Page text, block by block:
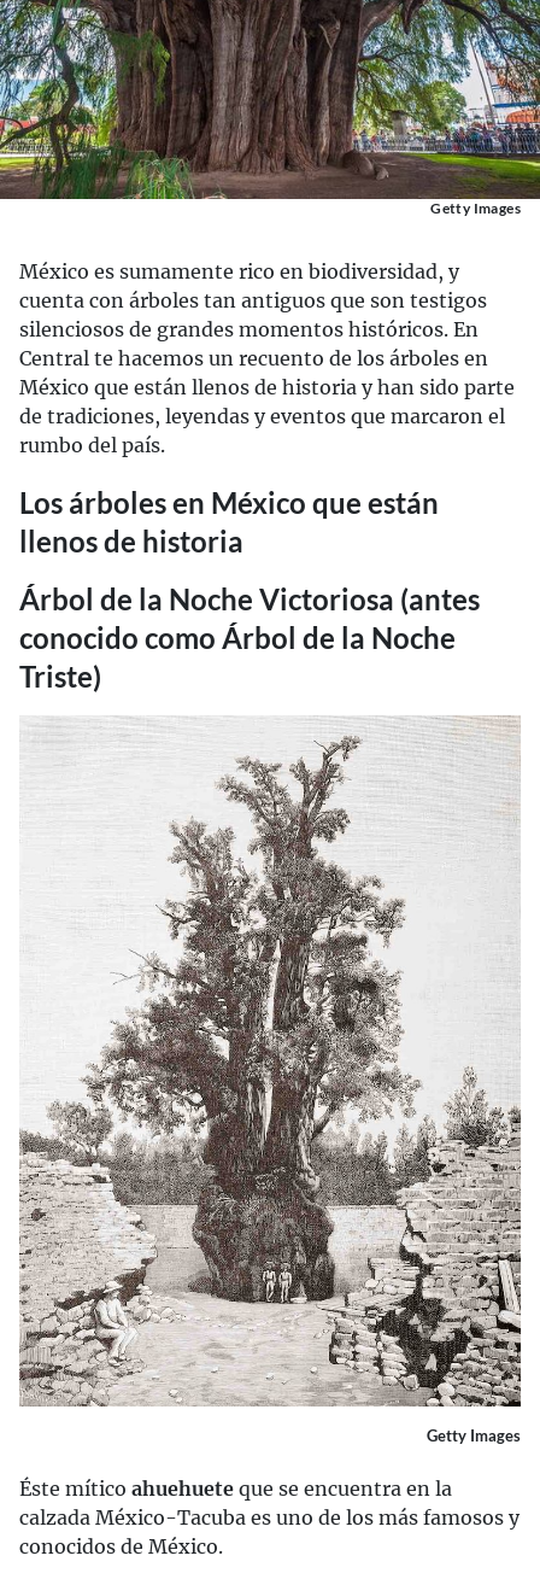
Getty Images
México es sumamente rico en biodiversidad, y
cuenta con árboles tan antiguos que son testigos
silenciosos de grandes momentos históricos. En
Central te hacemos un recuento de los árboles en
México que están llenos de historia y han sido parte
de tradiciones, leyendas y eventos que marcaron el
rumbo del país.
Los árboles en México que están
llenos de historia
Árbol de la Noche Victoriosa (antes
conocido como Árbol de la Noche
Triste)
Getty Images
Éste mítico ahuehuete que se encuentra en la
calzada México-Tacuba es uno de los más famosos y
conocidos de México.